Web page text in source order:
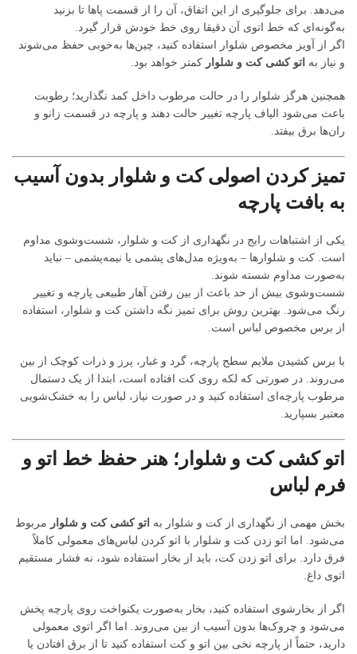
می‌دهد. برای جلوگیری از این اتفاق، آن را از قسمت پاها تا بزنید
به‌گونه‌ای که خط اتوی آن دقیقا روی خط خودش قرار گیرد.
اگر از آویز مخصوص شلوار استفاده کنید، چین‌ها به‌خوبی حفظ می‌شوند
و نیاز به اتو کشی کت و شلوار کمتر خواهد بود.
همچنین هرگز شلوار را در حالت مرطوب داخل کمد نگذارید؛ رطوبت
باعث می‌شود الیاف پارچه تغییر حالت دهند و پارچه در قسمت زانو و
ران‌ها برق بیفتد.
تمیز کردن اصولی کت و شلوار بدون آسیب
به بافت پارچه
یکی از اشتباهات رایج در نگهداری از کت و شلوار، شست‌وشوی مداوم
است. کت و شلوارها – به‌ویژه مدل‌های پشمی یا نیمه‌پشمی – نباید
به‌صورت مداوم شسته شوند.
شست‌وشوی بیش از حد باعث از بین رفتن آهار طبیعی پارچه و تغییر
رنگ می‌شود. بهترین روش برای تمیز نگه داشتن کت و شلوار، استفاده
از برس مخصوص لباس است.
با برس کشیدن ملایم سطح پارچه، گرد و غبار، پرز و ذرات کوچک از بین
می‌روند. در صورتی که لکه روی کت افتاده است، ابتدا از یک دستمال
مرطوب پارچه‌ای استفاده کنید و در صورت نیاز، لباس را به خشک‌شویی
معتبر بسپارید.
اتو کشی کت و شلوار؛ هنر حفظ خط اتو و
فرم لباس
بخش مهمی از نگهداری از کت و شلوار به اتو کشی کت و شلوار مربوط
می‌شود. اما اتو زدن کت و شلوار با اتو کردن لباس‌های معمولی کاملاً
فرق دارد. برای اتو زدن کت، باید از بخار استفاده شود، نه فشار مستقیم
اتوی داغ.
اگر از بخارشوی استفاده کنید، بخار به‌صورت یکنواخت روی پارچه پخش
می‌شود و چروک‌ها بدون آسیب از بین می‌روند. اما اگر اتوی معمولی
دارید، حتماً از پارچه نخی بین اتو و کت استفاده کنید تا از برق افتادن یا